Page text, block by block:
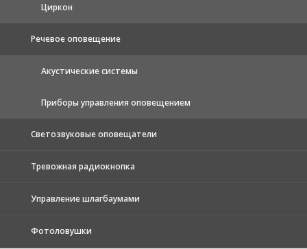
Циркон
Речевое оповещение
Акустические системы
Приборы управления оповещением
Светозвуковые оповещатели
Тревожная радиокнопка
Управление шлагбаумами
Фотоловушки